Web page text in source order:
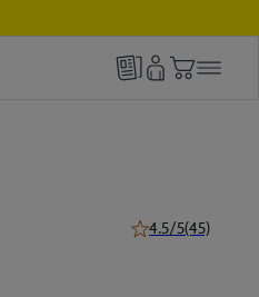
4.5/5(45)